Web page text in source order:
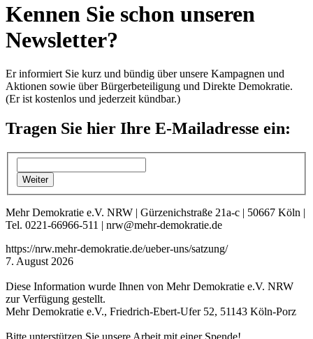
Kennen Sie schon unseren
Newsletter?
Er informiert Sie kurz und bündig über unsere Kampagnen und
Aktionen sowie über Bürgerbeteiligung und Direkte Demokratie.
(Er ist kostenlos und jederzeit kündbar.)
Tragen Sie hier Ihre E-Mailadresse ein:
Mehr Demokratie e.V. NRW | Gürzenichstraße 21a-c | 50667 Köln |
Tel. 0221-66966-511 | nrw@mehr-demokratie.de
https://nrw.mehr-demokratie.de/ueber-uns/satzung/
7. August 2026
Diese Information wurde Ihnen von Mehr Demokratie e.V. NRW
zur Verfügung gestellt.
Mehr Demokratie e.V., Friedrich-Ebert-Ufer 52, 51143 Köln-Porz
Bitte unterstützen Sie unsere Arbeit mit einer Spende!